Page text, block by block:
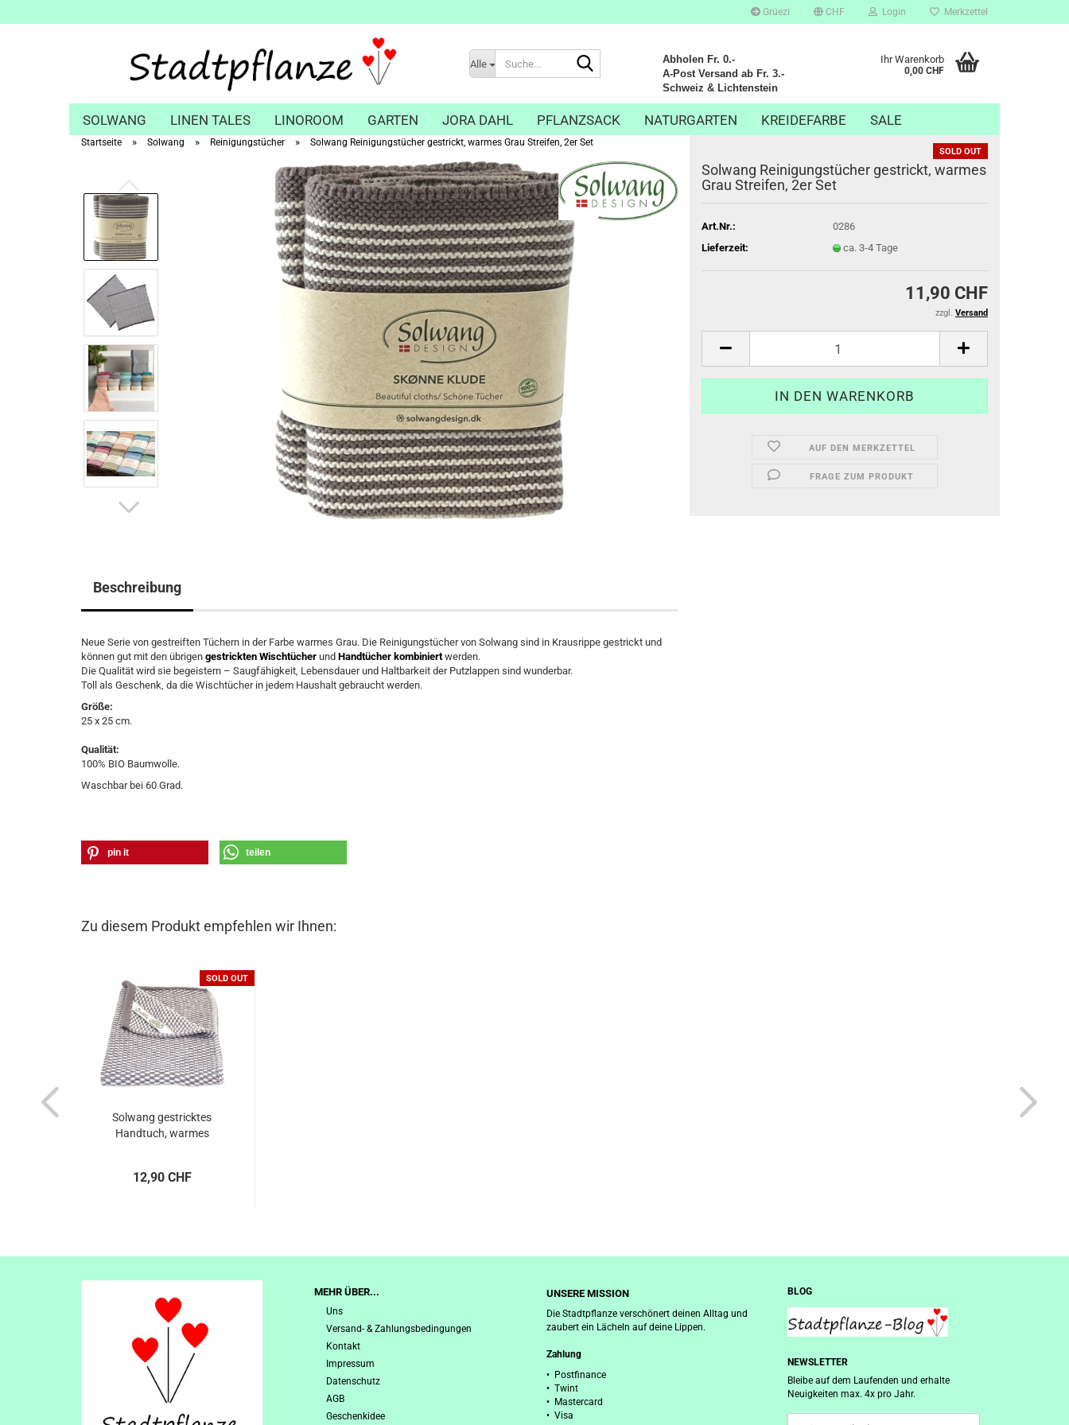
Grüezi CHF Login Merkzettel
Alle
Abholen Fr. 0.-
A-Post Versand ab Fr. 3.-
Schweiz & Lichtenstein
Ihr Warenkorb
0,00 CHF
SOLWANG LINEN TALES LINOROOM GARTEN JORA DAHL PFLANZSACK NATURGARTEN KREIDEFARBE SALE
Startseite » Solwang » Reinigungstücher » Solwang Reinigungstücher gestrickt, warmes Grau Streifen, 2er Set
SOLD OUT
Solwang Reinigungstücher gestrickt, warmes
Grau Streifen, 2er Set
Art.Nr.:
0286
Lieferzeit:
ca. 3-4 Tage
11,90 CHF
zzgl. Versand
AUF DEN MERKZETTEL
FRAGE ZUM PRODUKT
Beschreibung
Neue Serie von gestreiften Tüchern in der Farbe warmes Grau. Die Reinigungstücher von Solwang sind in Krausrippe gestrickt und
können gut mit den übrigen gestrickten Wischtücher und Handtücher kombiniertwerden.
Die Qualität wird sie begeistern – Saugfähigkeit, Lebensdauer und Haltbarkeit der Putzlappen sind wunderbar.
Toll als Geschenk, da die Wischtücher in jedem Haushalt gebraucht werden.
Größe:
25 x 25 cm.
Qualität:
100% BIO Baumwolle.
Waschbar bei 60 Grad.
pin it teilen
Zu diesem Produkt empfehlen wir Ihnen:
SOLD OUT
Solwang gestricktes
Handtuch, warmes
12,90 CHF
MEHR ÜBER...
Uns
Versand- & Zahlungsbedingungen
Kontakt
Impressum
Datenschutz
AGB
Geschenkidee
UNSERE MISSION
Die Stadtpflanze verschönert deinen Alltag und
zaubert ein Lächeln auf deine Lippen.
Zahlung
• Postfinance
• Twint
• Mastercard
• Visa
BLOG
NEWSLETTER
Bleibe auf dem Laufenden und erhalte
Neuigkeiten max. 4x pro Jahr.